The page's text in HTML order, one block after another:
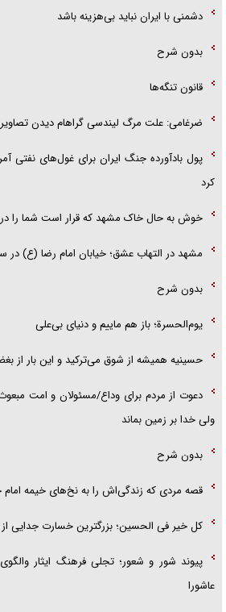
دشمنی با ایران نباید بی‌هزینه باشد
بدون شرح
قانون تنگه‌ها
ضرغامی: علت مرگ لیندسی گراهام دیدن
پول بادآورده جنگ ایران برای غول‌های نفتی
کرد
خوش به حال خاک مشهد که قرار است شما را
مشهد در التهاب عشق؛ خیابان امام رضا (ع) در
بدون شرح
یوم‌الحسرة؛ باز هم ماییم و دنیای بی‌علی
حسینیه همیشه از شوق می‌ترکید و این بار از
دعوت از مردم برای وداع/مسئولان و امت مبعوث
ولی خدا بر زمین بماند
بدون شرح
قصه مردی که زندگی‌اش را به نخ‌های خیمه
کل خیر فی الحسین؛ بزرگترین خسارت
پیوند شور و شعور؛ تجلی فرهنگ ایثار
عاشورا